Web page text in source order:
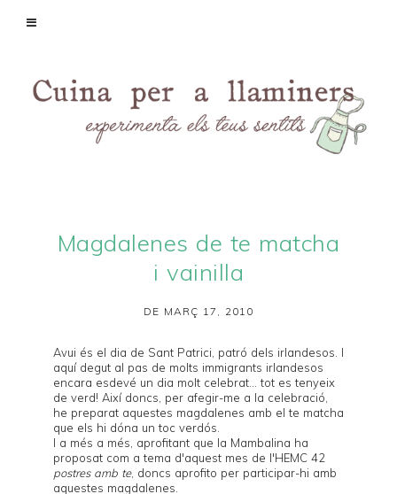
Magdalenes de te matcha
i vainilla
DE MARÇ 17, 2010
Avui és el dia de Sant Patrici, patró dels irlandesos. I
aquí degut al pas de molts immigrants irlandesos
encara esdevé un dia molt celebrat... tot es tenyeix
de verd! Així doncs, per afegir-me a la celebració,
he preparat aquestes magdalenes amb el te matcha
que els hi dóna un toc verdós.
I a més a més, aprofitant que la Mambalina ha
proposat com a tema d'aquest mes de l'HEMC 42
postres amb te, doncs aprofito per participar-hi amb
aquestes magdalenes.